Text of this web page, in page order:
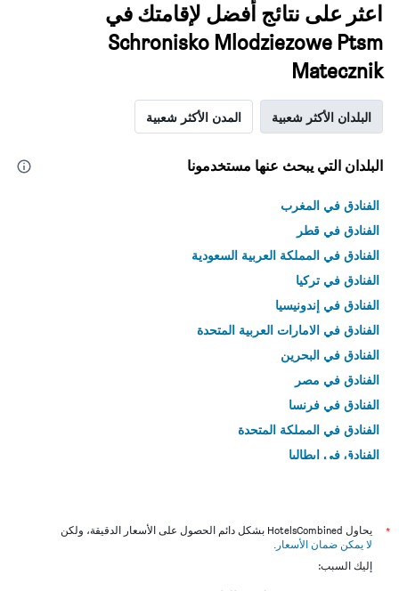
اعثر على نتائج أفضل لإقامتك في
Schronisko Mlodziezowe Ptsm
Matecznik
البلدان الأكثر شعبية المدن الأكثر شعبية
البلدان التي يبحث عنها مستخدمونا
الفنادق في المغرب
الفنادق في قطر
الفنادق في المملكة العربية السعودية
الفنادق في تركيا
الفنادق في إندونيسيا
الفنادق في الامارات العربية المتحدة
الفنادق في البحرين
الفنادق في مصر
الفنادق في فرنسا
الفنادق في المملكة المتحدة
الفنادق في إيطاليا
*
يحاول HotelsCombined بشكل دائم الحصول على الأسعار الدقيقة، ولكن
لا يمكن ضمان الأسعار .
إليك السبب: